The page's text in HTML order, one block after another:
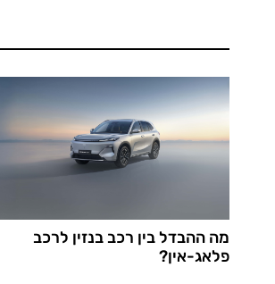
מה ההבדל בין רכב בנזין לרכב
פלאג-אין?